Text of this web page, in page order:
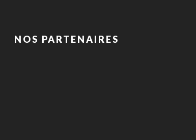
NOS PARTENAIRES